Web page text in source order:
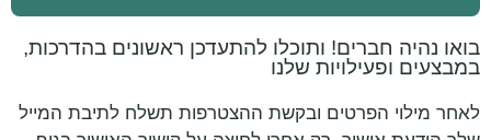
בואו נהיה חברים! ותוכלו להתעדכן ראשונים בהדרכות,
במבצעים ופעילויות שלנו
לאחר מילוי הפרטים ובקשת ההצטרפות תשלח לתיבת המייל